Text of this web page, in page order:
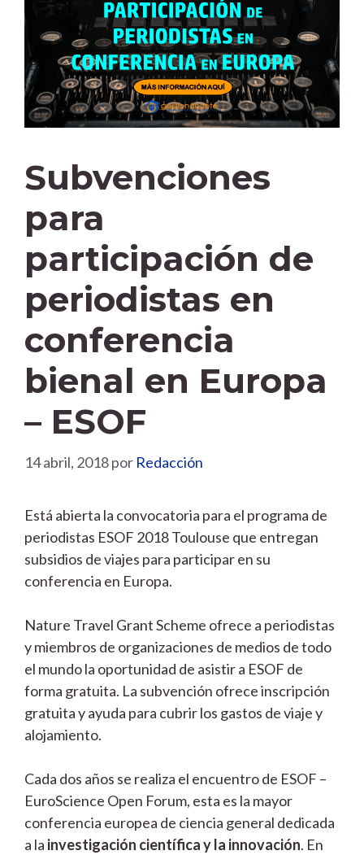
Subvenciones
para
participación de
periodistas en
conferencia
bienal en Europa
– ESOF
14 abril, 2018por Redacción
Está abierta la convocatoria para el programa de
periodistas ESOF 2018 Toulouse que entregan
subsidios de viajes para participar en su
conferencia en Europa.
Nature Travel Grant Scheme ofrece a periodistas
y miembros de organizaciones de medios de todo
el mundo la oportunidad de asistir a ESOF de
forma gratuita. La subvención ofrece inscripción
gratuita y ayuda para cubrir los gastos de viaje y
alojamiento.
Cada dos años se realiza el encuentro de ESOF –
EuroScience Open Forum, esta es la mayor
conferencia europea de ciencia general dedicada
a la investigación científica y la innovación. En